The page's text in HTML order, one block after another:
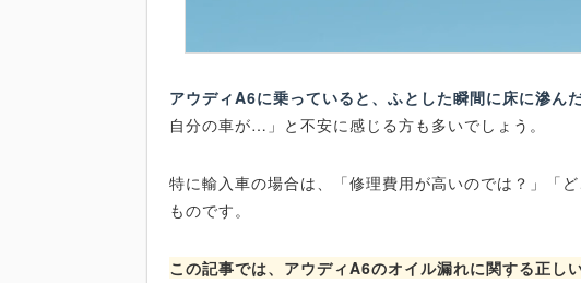
アウディA6に乗っていると、ふとした瞬間に床に滲ん
自分の車が…」と不安に感じる方も多いでしょう。
特に輸入車の場合は、「修理費用が高いのでは？」「
ものです。
この記事では、アウディA6のオイル漏れに関する正し